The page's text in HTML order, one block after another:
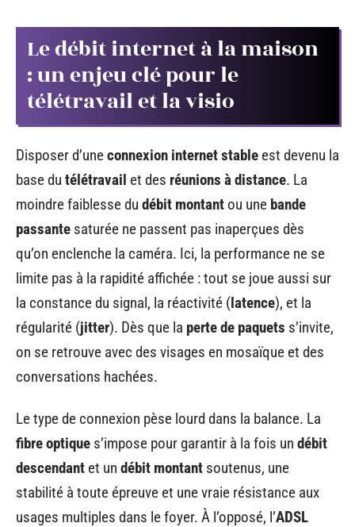
Le débit internet à la maison
: un enjeu clé pour le
télétravail et la visio
Disposer d’uneconnexion internet stable est devenu la
base du télétravail et des réunions à distance. La
moindre faiblesse du débit montant ou une bande
passante saturée ne passent pas inaperçues dès
qu’on enclenche la caméra. Ici, la performance ne se
limite pas à la rapidité affichée : tout se joue aussi sur
la constance du signal, la réactivité (latence), et la
régularité (jitter). Dès que la perte de paquets s’invite,
on se retrouve avec des visages en mosaïque et des
conversations hachées.
Le type de connexion pèse lourd dans la balance. La
fibre optique s’impose pour garantir à la fois un débit
descendant et un débit montant soutenus, une
stabilité à toute épreuve et une vraie résistance aux
usages multiples dans le foyer. À l’opposé, l’ADSL